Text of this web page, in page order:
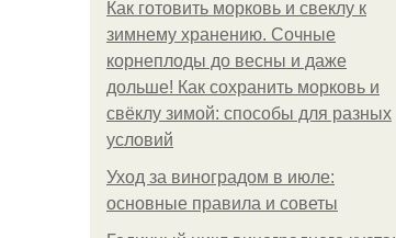
Как готовить морковь и свеклу к
зимнему хранению. Сочные
корнеплоды до весны и даже
дольше! Как сохранить морковь и
свёклу зимой: способы для разных
условий
Уход за виноградом в июле:
основные правила и советы